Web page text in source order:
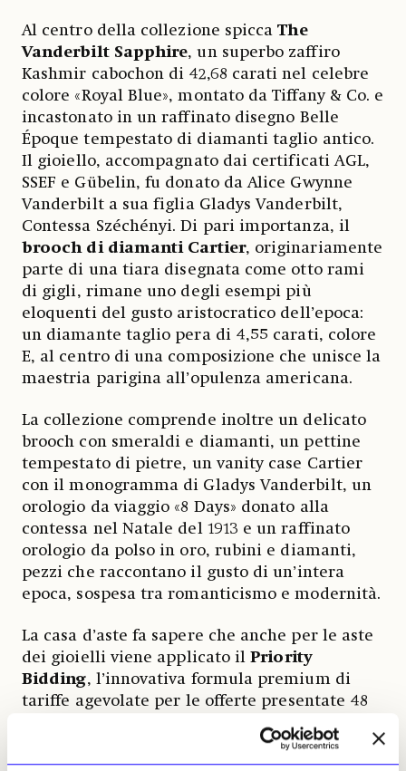
Al centro della collezione spiccaThe
Vanderbilt Sapphire, un superbo zaffiro
Kashmir cabochon di 42,68 carati nel celebre
colore «Royal Blue», montato da Tiffany & Co. e
incastonato in un raffinato disegno Belle
Époque tempestato di diamanti taglio antico.
Il gioiello, accompagnato dai certificati AGL,
SSEF e Gübelin, fu donato da Alice Gwynne
Vanderbilt a sua figlia Gladys Vanderbilt,
Contessa Széchényi. Di pari importanza, il
brooch di diamanti Cartier, originariamente
parte di una tiara disegnata come otto rami
di gigli, rimane uno degli esempi più
eloquenti del gusto aristocratico dell’epoca:
un diamante taglio pera di 4,55 carati, colore
E, al centro di una composizione che unisce la
maestria parigina all’opulenza americana.
La collezione comprende inoltre un delicato
brooch con smeraldi e diamanti, un pettine
tempestato di pietre, un vanity case Cartier
con il monogramma di Gladys Vanderbilt, un
orologio da viaggio «8 Days» donato alla
contessa nel Natale del 1913 e un raffinato
orologio da polso in oro, rubini e diamanti,
pezzi che raccontano il gusto di un’intera
epoca, sospesa tra romanticismo e modernità.
La casa d’aste fa sapere che anche per le aste
dei gioielli viene applicato ilPriority
Bidding, l’innovativa formula premium di
tariffe agevolate per le offerte presentate 48
ore prima dell’asta che Phillips ha introdotto
a settembre di quest’anno. «I lotti con Priority
Bids hanno registrato performance fino al 66%